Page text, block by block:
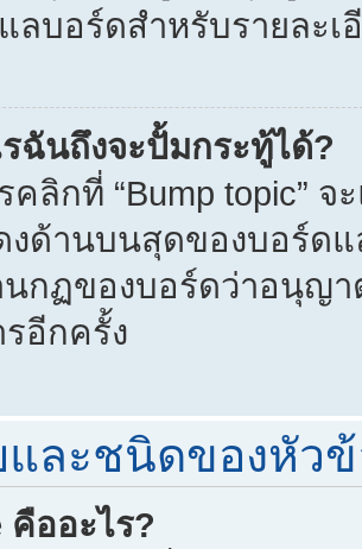
ลบอร์ดสำหรับรายละเ
ฉันถึงจะปั้มกระทู้ได้?
ลิกที่ “Bump topic”
งด้านบนสุดของบอร์ด
นกฏของบอร์ดว่าอนุญ
อีกครั้ง
ละชนิดของหัว
คืออะไร?